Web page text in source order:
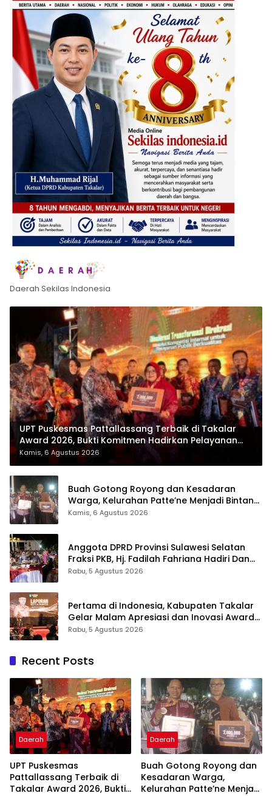
Daerah Sekilas Indonesia
UPT Puskesmas Pattallassang Terbaik di Takalar
Award 2026, Bukti Komitmen Hadirkan Pelayanan
Kesehatan Berkualitas
Kamis, 6 Agustus 2026
Buah Gotong Royong dan Kesadaran
Warga, Kelurahan Patte’ne Menjadi Bintang
Takalar Award 2026
Kamis, 6 Agustus 2026
Anggota DPRD Provinsi Sulawesi Selatan
Fraksi PKB, Hj. Fadilah Fahriana Hadiri Dan
Beri Apresiasi : Takalar Menyalakan Lentera
Rabu, 5 Agustus 2026
Pertama di Indonesia, Kabupaten Takalar
Gelar Malam Apresiasi dan Inovasi Award
2026: Panggung Penghargaan bagi
Rabu, 5 Agustus 2026
Recent Posts
Daerah
UPT Puskesmas
Pattallassang Terbaik di
Takalar Award 2026, Bukti
Daerah
Buah Gotong Royong dan
Kesadaran Warga,
Kelurahan Patte’ne Menjadi